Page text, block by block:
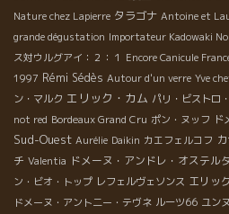
Nature chez Lapierre タラゴナ Antoine et
grande dégustation Importateur Kadowaki
ス対ウルグアイ：２：１ Encore Canicule
1997 Rémi Sédès Autour d'un verre Yve
ン・マルク エリック・カム パリ・ビストロ
not red Bordeaux Grand Cru ポン・ヌッフ ド
Sud-Ouest Aurélie Daikin カエフェルコフ
チ Valentia ドメーヌ・アンドレ・オステル
ン・ビオ・トップ レフェルヴェソンス エリッ
ドメーヌ・アント二ー・テヴネ ルーツ66 ユン